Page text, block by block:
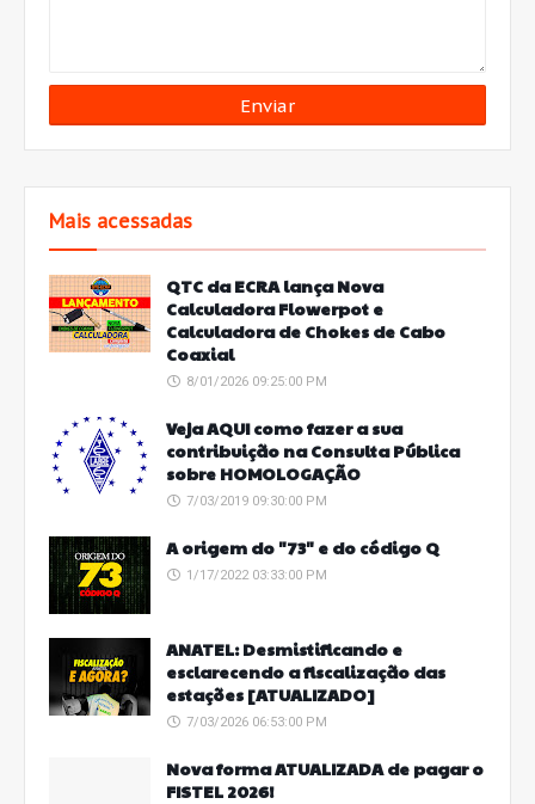
Mais acessadas
QTC da ECRA lança Nova
Calculadora Flowerpot e
Calculadora de Chokes de Cabo
Coaxial
8/01/2026 09:25:00 PM
Veja AQUI como fazer a sua
contribuição na Consulta Pública
sobre HOMOLOGAÇÃO
7/03/2019 09:30:00 PM
A origem do "73" e do código Q
1/17/2022 03:33:00 PM
ANATEL: Desmistificando e
esclarecendo a fiscalização das
estações [ATUALIZADO]
7/03/2026 06:53:00 PM
Nova forma ATUALIZADA de pagar o
FISTEL 2026!